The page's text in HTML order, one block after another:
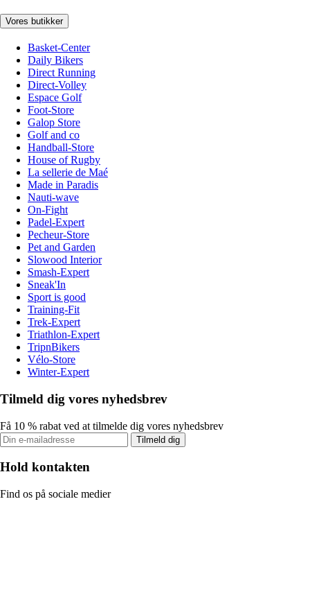
Vores butikker
Basket-Center
Daily Bikers
Direct Running
Direct-Volley
Espace Golf
Foot-Store
Galop Store
Golf and co
Handball-Store
House of Rugby
La sellerie de Maé
Made in Paradis
Nauti-wave
On-Fight
Padel-Expert
Pecheur-Store
Pet and Garden
Slowood Interior
Smash-Expert
Sneak'In
Sport is good
Training-Fit
Trek-Expert
Triathlon-Expert
TripnBikers
Vélo-Store
Winter-Expert
Tilmeld dig vores nyhedsbrev
Få 10 % rabat ved at tilmelde dig vores nyhedsbrev
Tilmeld dig
Hold kontakten
Find os på sociale medier